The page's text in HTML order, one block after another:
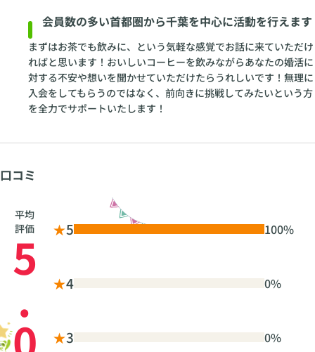
会員数の多い首都圏から千葉を中心に活動を行えます
まずはお茶でも飲みに、という気軽な感覚でお話に来ていただけ
ればと思います！おいしいコーヒーを飲みながらあなたの婚活に
対する不安や想いを聞かせていただけたらうれしいです！無理に
入会をしてもらうのではなく、前向きに挑戦してみたいという方
を全力でサポートいたします！
口コミ
平均
評価
5
.
★5 100%
★4 0%
★3 0%